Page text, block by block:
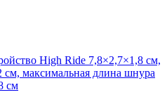
High Ride 7,8×2,7×1,8 см,
максимальная длина шнура
см